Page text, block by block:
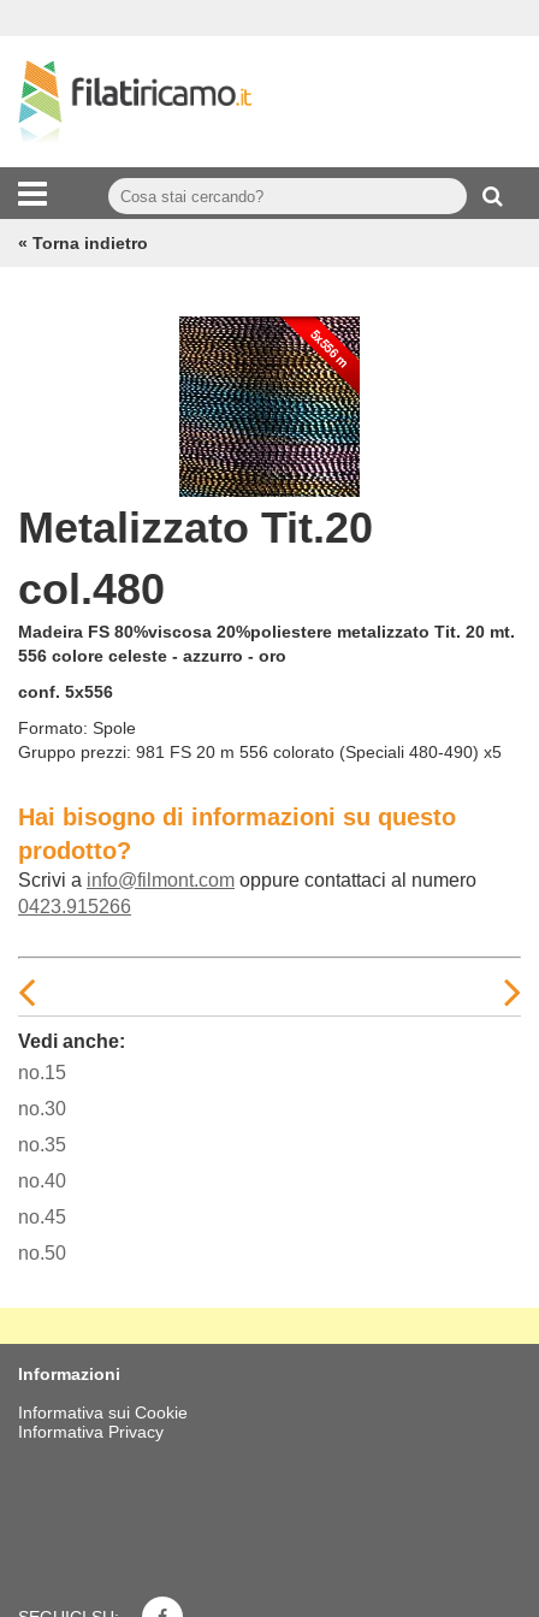
« Torna indietro
Metalizzato Tit.20
col.480
Madeira FS 80%viscosa 20%poliestere metalizzato Tit. 20 mt.
556 colore celeste - azzurro - oro
conf. 5x556
Formato: Spole
Gruppo prezzi: 981 FS 20 m 556 colorato (Speciali 480-490) x5
Hai bisogno di informazioni su questo
prodotto?
Scrivi a info@filmont.com oppure contattaci al numero
0423.915266
Vedi anche:
no.15
no.30
no.35
no.40
no.45
no.50
Informazioni
Informativa sui Cookie
Informativa Privacy